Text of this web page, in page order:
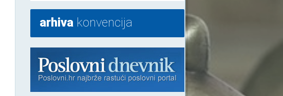
arhiva konvencija